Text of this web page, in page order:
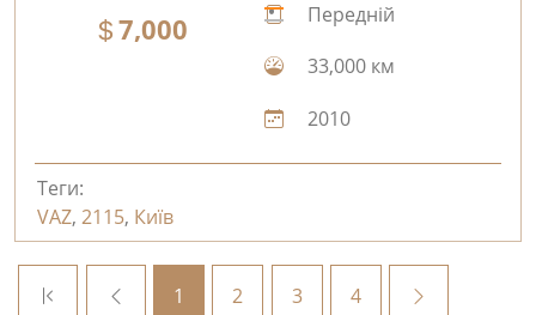
7,000
Передній
33,000 км
2010
Теги:
VAZ, 2115, Київ
1 2 3 4